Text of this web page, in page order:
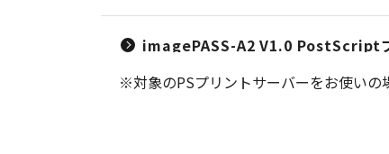
imagePASS-A2 V1.0 PostScript
※対象のPSプリントサーバーをお使いの